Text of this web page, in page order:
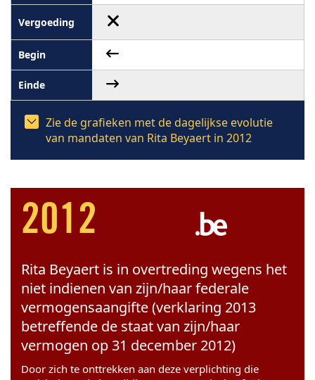
Zie de grafieken met de dagelijkse evolutie
van mandaten van Rita Beyaert in 2012
2012
Rita Beyaert is in overtreding wegens het
niet indienen van zijn/haar federale
vermogensaangifte (verklaring 2013
betreffende de staat van zijn/haar
vermogen op 31 december 2012)
Door zich te onttrekken aan deze verplichting die